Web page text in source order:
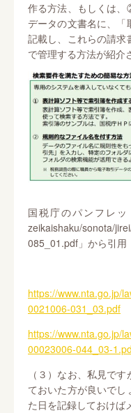
作る方法、もしくは
データの文書名に、「
記載し、これらの請求
で管理する方法が紹介
国税庁のパンフレッ
zeikaishaku/sonota/
085_01.pdf」から引用
https://www.nta.go.jp/
0021006-031_03.pdf
https://www.nta.go.jp/
00023006-044_03-
（３）なお、私見で
ておいた方が良いでし
た日を記録しておけば